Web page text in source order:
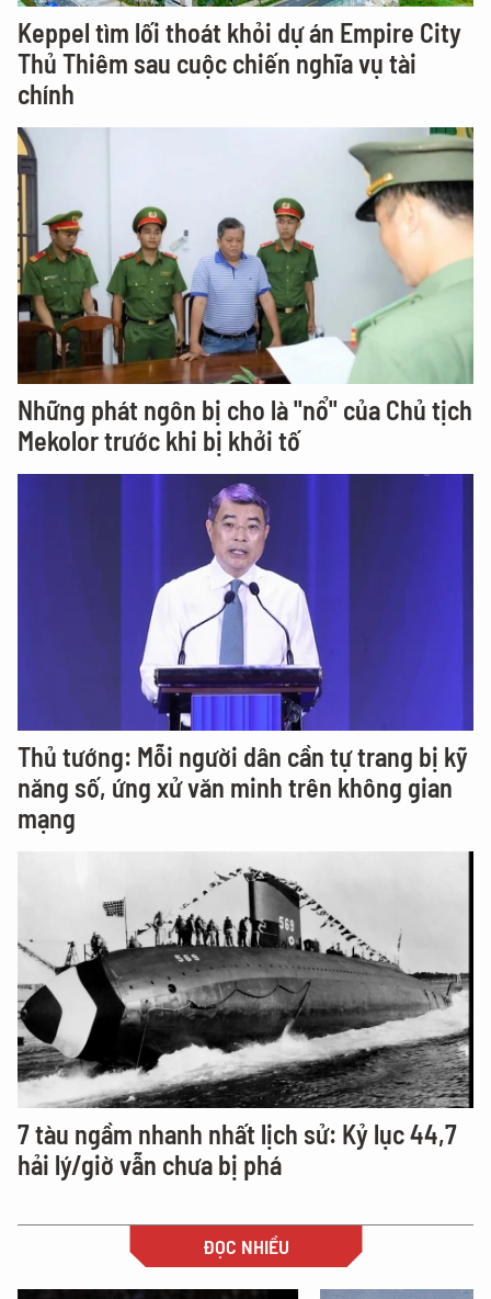
Keppel tìm lối thoát khỏi dự án Empire City
Thủ Thiêm sau cuộc chiến nghĩa vụ tài
chính
Những phát ngôn bị cho là "nổ" của Chủ tịch
Mekolor trước khi bị khởi tố
Thủ tướng: Mỗi người dân cần tự trang bị kỹ
năng số, ứng xử văn minh trên không gian
mạng
7 tàu ngầm nhanh nhất lịch sử: Kỷ lục 44,7
hải lý/giờ vẫn chưa bị phá
ĐỌC NHIỀU